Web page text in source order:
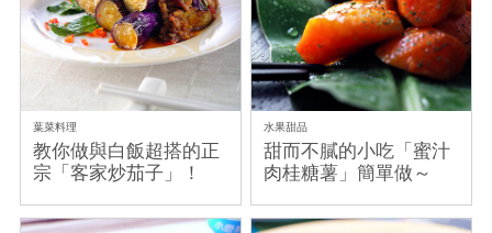
葉菜料理
教你做與白飯超搭的正
宗「客家炒茄子」！
水果甜品
甜而不膩的小吃「蜜汁
肉桂糖薯」簡單做～